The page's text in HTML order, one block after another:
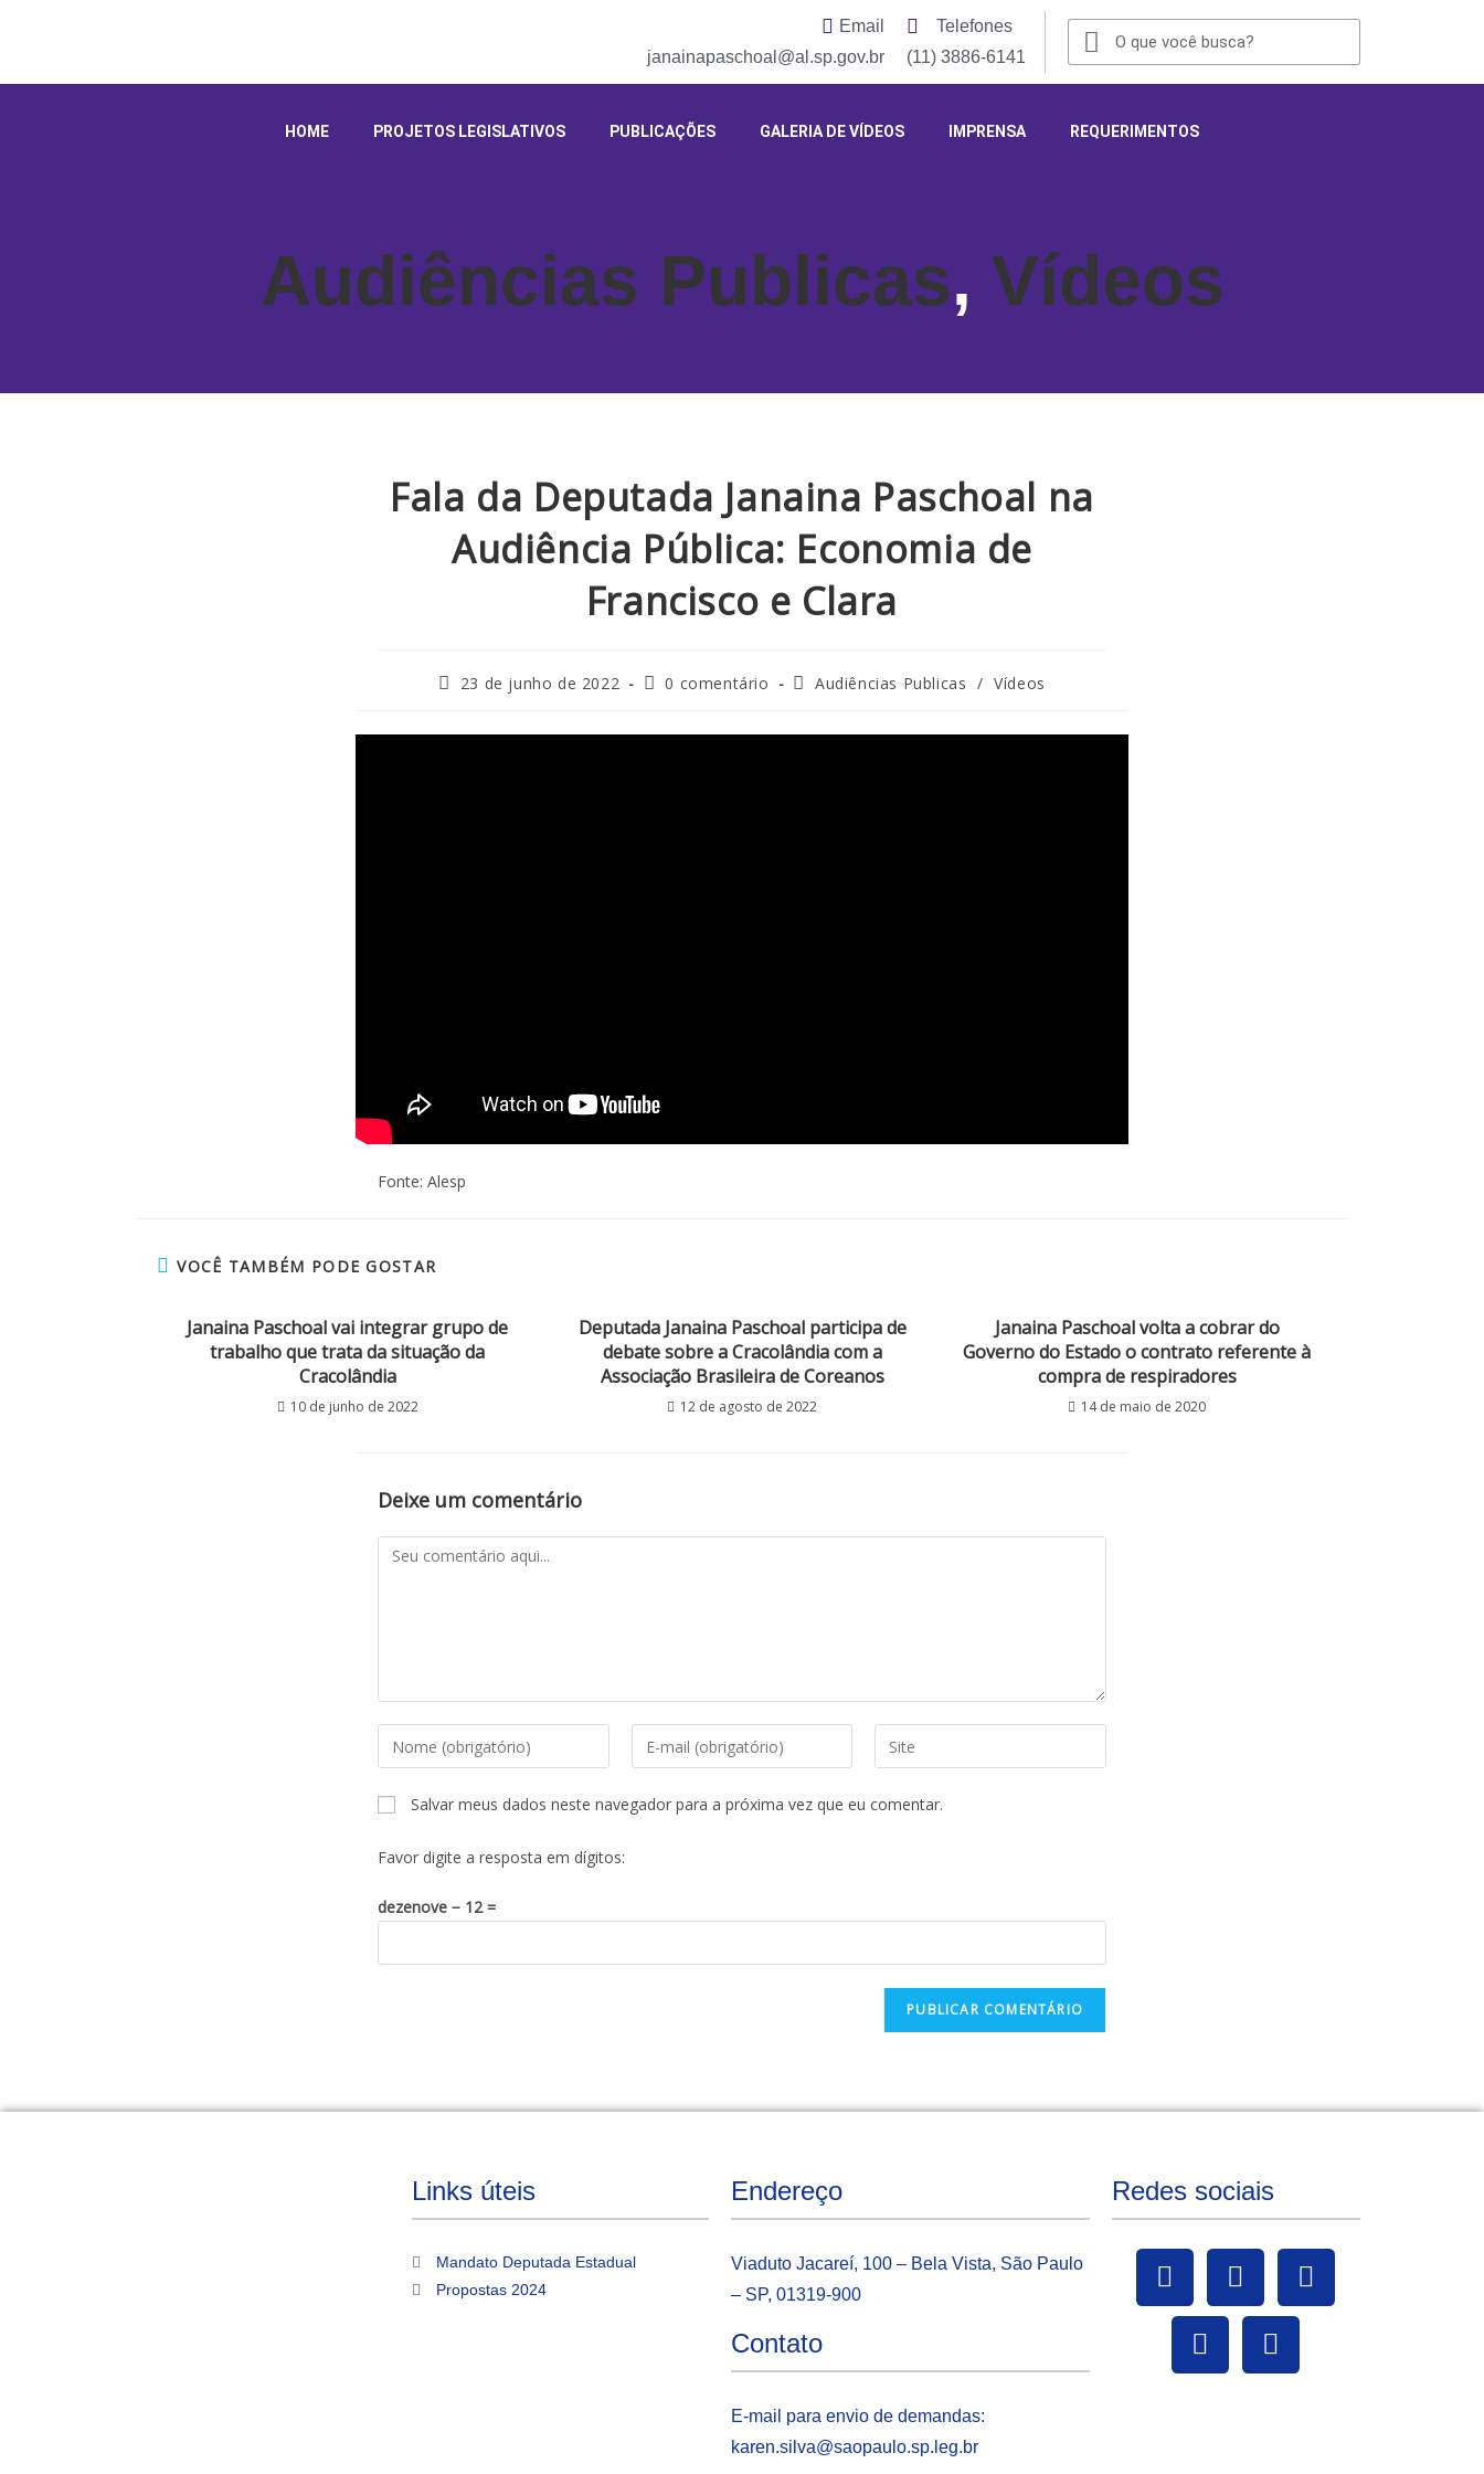
Email
janainapaschoal@al.sp.gov.br
Telefones
(11) 3886-6141
HOME PROJETOS LEGISLATIVOS PUBLICAÇÕES GALERIA DE VÍDEOS IMPRENSA REQUERIMENTOS
Audiências Publicas, Vídeos
Fala da Deputada Janaina Paschoal na
Audiência Pública: Economia de
Francisco e Clara
23 de junho de 2022 0 comentário Audiências Publicas / Vídeos
Fonte: Alesp
VOCÊ TAMBÉM PODE GOSTAR
Janaina Paschoal vai integrar grupo de
trabalho que trata da situação da
Cracolândia
10 de junho de 2022
Deputada Janaina Paschoal participa de
debate sobre a Cracolândia com a
Associação Brasileira de Coreanos
12 de agosto de 2022
Janaina Paschoal volta a cobrar do
Governo do Estado o contrato referente à
compra de respiradores
14 de maio de 2020
Deixe um comentário
Salvar meus dados neste navegador para a próxima vez que eu comentar.
Favor digite a resposta em dígitos:
dezenove − 12 =
Links úteis
Mandato Deputada Estadual
Propostas 2024
Endereço
Viaduto Jacareí, 100 – Bela Vista, São Paulo
– SP, 01319-900
Contato
E-mail para envio de demandas:
karen.silva@saopaulo.sp.leg.br
Redes sociais